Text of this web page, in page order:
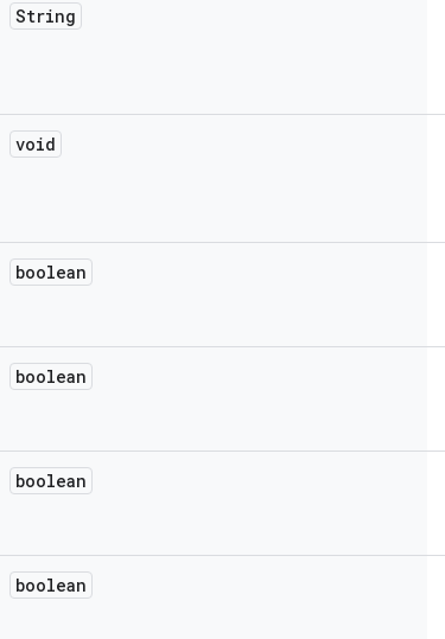
String
void
boolean
boolean
boolean
boolean